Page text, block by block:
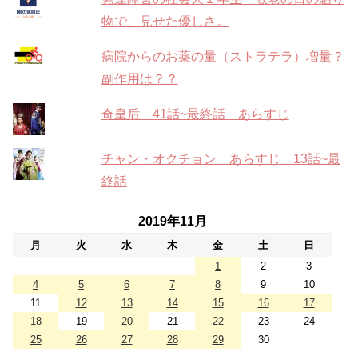
物で、見せた優しさ。
病院からのお薬の量（ストラテラ）増量？
副作用は？？
奇皇后 41話~最終話 あらすじ
チャン・オクチョン あらすじ 13話~最
終話
2019年11月
月 火 水 木 金 土
日
1
2
3
4
5 6 7 8 9
10
11
12 13 14 15 16
17
18
19 20 21 22 23
24
25
26 27 28 29 30